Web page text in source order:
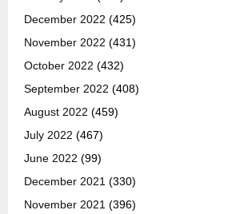
December 2022 (425)
November 2022 (431)
October 2022 (432)
September 2022 (408)
August 2022 (459)
July 2022 (467)
June 2022 (99)
December 2021 (330)
November 2021 (396)